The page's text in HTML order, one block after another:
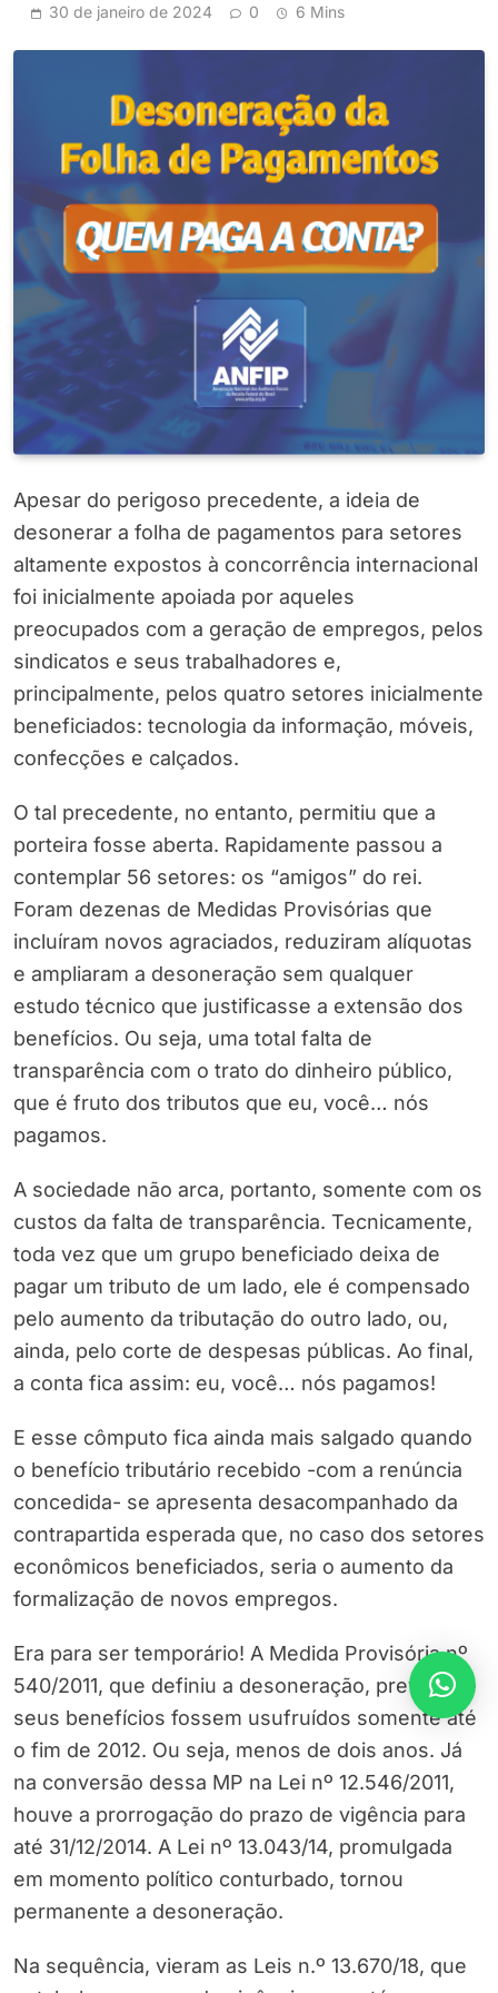
30 de janeiro de 2024 0 6 Mins
Apesar do perigoso precedente, a ideia de
desonerar a folha de pagamentos para setores
altamente expostos à concorrência internacional
foi inicialmente apoiada por aqueles
preocupados com a geração de empregos, pelos
sindicatos e seus trabalhadores e,
principalmente, pelos quatro setores inicialmente
beneficiados: tecnologia da informação, móveis,
confecções e calçados.
O tal precedente, no entanto, permitiu que a
porteira fosse aberta. Rapidamente passou a
contemplar 56 setores: os “amigos” do rei.
Foram dezenas de Medidas Provisórias que
incluíram novos agraciados, reduziram alíquotas
e ampliaram a desoneração sem qualquer
estudo técnico que justificasse a extensão dos
benefícios. Ou seja, uma total falta de
transparência com o trato do dinheiro público,
que é fruto dos tributos que eu, você… nós
pagamos.
A sociedade não arca, portanto, somente com os
custos da falta de transparência. Tecnicamente,
toda vez que um grupo beneficiado deixa de
pagar um tributo de um lado, ele é compensado
pelo aumento da tributação do outro lado, ou,
ainda, pelo corte de despesas públicas. Ao final,
a conta fica assim: eu, você… nós pagamos!
E esse cômputo fica ainda mais salgado quando
o benefício tributário recebido -com a renúncia
concedida- se apresenta desacompanhado da
contrapartida esperada que, no caso dos setores
econômicos beneficiados, seria o aumento da
formalização de novos empregos.
Era para ser temporário! A Medida Provisória nº
540/2011, que definiu a desoneração, previa que
seus benefícios fossem usufruídos somente até
o fim de 2012. Ou seja, menos de dois anos. Já
na conversão dessa MP na Lei nº 12.546/2011,
houve a prorrogação do prazo de vigência para
até 31/12/2014. A Lei nº 13.043/14, promulgada
em momento político conturbado, tornou
permanente a desoneração.
Na sequência, vieram as Leis n.º 13.670/18, que